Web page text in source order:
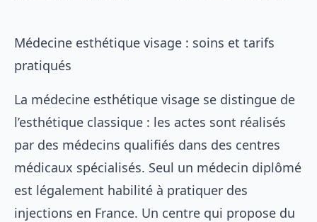
Médecine esthétique visage : soins et tarifs
pratiqués
La médecine esthétique visage se distingue de
l’esthétique classique : les actes sont réalisés
par des médecins qualifiés dans des centres
médicaux spécialisés. Seul un médecin diplômé
est légalement habilité à pratiquer des
injections en France. Un centre qui propose du